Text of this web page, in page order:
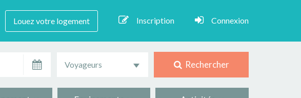
Louez votre logement Inscription Connexion
Voyageurs Rechercher